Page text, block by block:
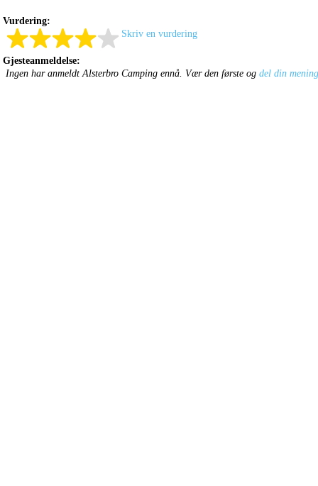
Vurdering:
Skriv en vurdering
Gjesteanmeldelse:
Ingen har anmeldt Alsterbro Camping ennå. Vær den første og del din mening